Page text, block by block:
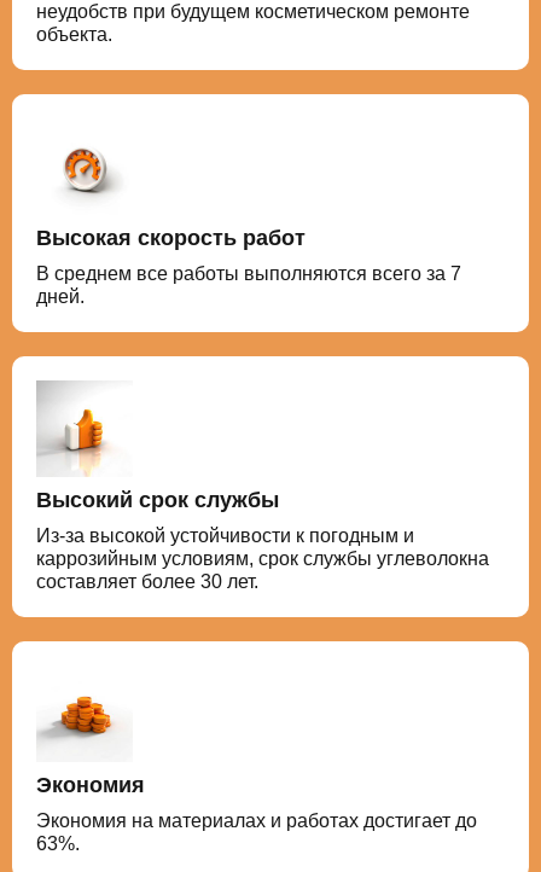
неудобств при будущем косметическом ремонте
объекта.
Высокая скорость работ
В среднем все работы выполняются всего за 7
дней.
Высокий срок службы
Из-за высокой устойчивости к погодным и
каррозийным условиям, срок службы углеволокна
составляет более 30 лет.
Экономия
Экономия на материалах и работах достигает до
63%.